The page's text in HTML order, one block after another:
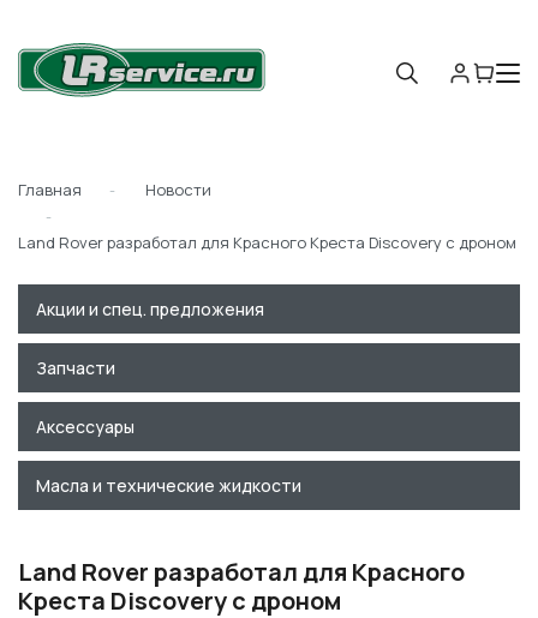
Главная Новости
Land Rover разработал для Красного Креста Discovery с дроном
Акции и спец. предложения
Запчасти
Аксессуары
Масла и технические жидкости
Land Rover разработал для Красного
Креста Discovery с дроном